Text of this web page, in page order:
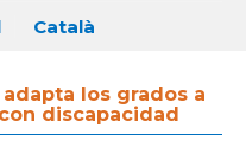
Català
los grados a
discapacidad